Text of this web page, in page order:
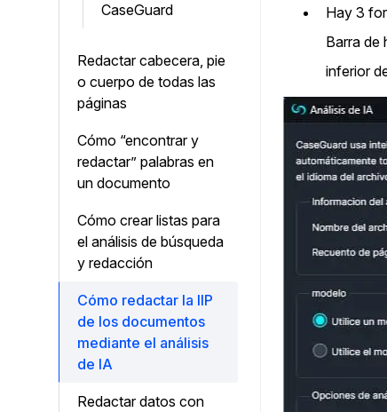
CaseGuard
Redactar cabecera, pie
o cuerpo de todas las
páginas
Cómo “encontrar y
redactar” palabras en
un documento
Cómo crear listas para
el análisis de búsqueda
y redacción
Cómo redactar la IIP
de los documentos
mediante el análisis
de IA
Redactar datos con
Hay 3
Barra de
inferior